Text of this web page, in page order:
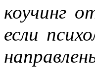
коучинг
если